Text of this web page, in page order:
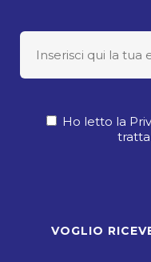
Ho letto la